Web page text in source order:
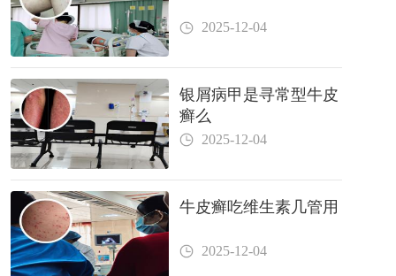
2025-12-04
银屑病甲是寻常型牛皮
癣么
2025-12-04
牛皮癣吃维生素几管用
2025-12-04